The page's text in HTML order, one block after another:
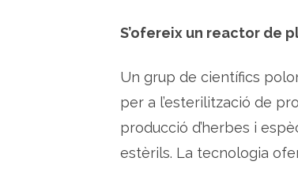
S’ofereix un reactor de
Un grup de científics
per a l’esterilització de
producció d’herbes i
estèrils. La tecnologia